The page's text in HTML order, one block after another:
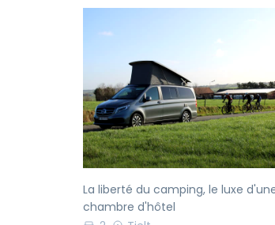
Précédent
La liberté du camping, le luxe
chambre d'hôtel